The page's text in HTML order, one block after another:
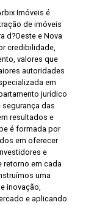
Imóveis é
de imóveis
d?Oeste e Nova
credibilidade,
valores que
autoridades
em
jurídico
das
resultados e
é formada por
em oferecer
e
retorno em cada
uma
inovação,
e aplicando